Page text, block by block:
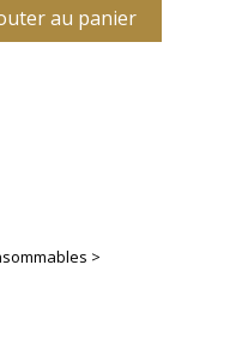
au panier
>